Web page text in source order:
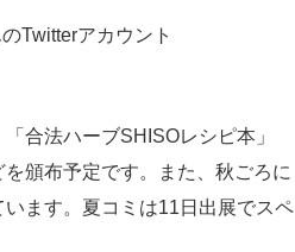
Twitterアカウント
合法ハーブSHISOレシピ本」
頒布予定です。また、秋ごろに
ます。夏コミは11日出展でスペ